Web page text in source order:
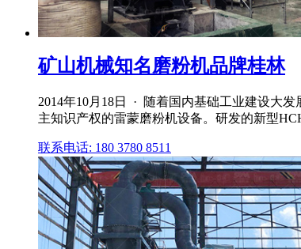
矿山机械知名磨粉机品牌桂林
2014年10月18日 · 随着国内基础工业建设大
主知识产权的雷蒙磨粉机设备。研发的新型
联系电话: 180 3780 8511